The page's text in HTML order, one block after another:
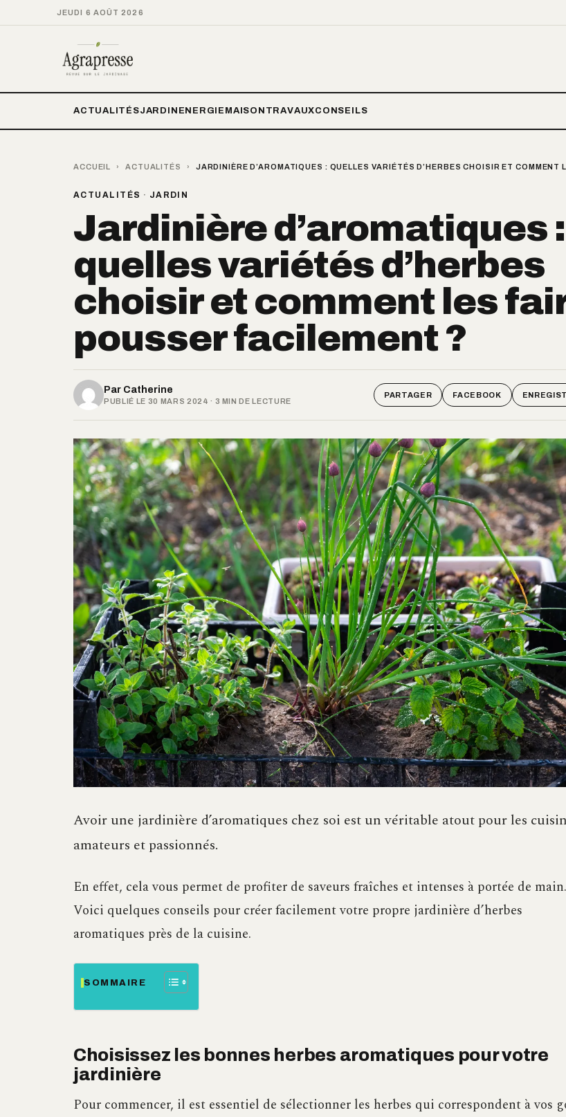
JEUDI 6 AOÛT 2026
ACTUALITÉSJARDIN ENERGIE MAISON TRAVAUXCONSEILS
ACCUEIL › ACTUALITÉS › JARDINIÈRE D’AROMATIQUES : QUELLES VARIÉTÉS D’HERBES CHOISIR ET COMMENT
ACTUALITÉS · JARDIN
Jardinière d’aromatiques :
quelles variétés d’herbes
choisir et comment les
pousser facilement ?
Par Catherine
PUBLIÉ LE 30 MARS 2024 · 3 MIN DE LECTURE
PARTAGER FACEBOOK
Avoir une jardinière d’aromatiques chez soi est un véritable atout pour les
amateurs et passionnés.
En effet, cela vous permet de profiter de saveurs fraîches et intenses à portée de main.
Voici quelques conseils pour créer facilement votre propre jardinière d’herbes
aromatiques près de la cuisine.
SOMMAIRE
Choisissez les bonnes herbes aromatiques pour votre
jardinière
Pour commencer, il est essentiel de sélectionner les herbes qui correspondent à vos